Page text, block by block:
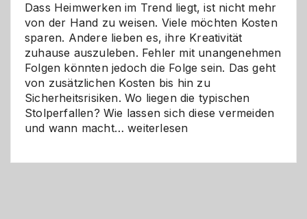
Dass Heimwerken im Trend liegt, ist nicht mehr
von der Hand zu weisen. Viele möchten Kosten
sparen. Andere lieben es, ihre Kreativität
zuhause auszuleben. Fehler mit unangenehmen
Folgen könnten jedoch die Folge sein. Das geht
von zusätzlichen Kosten bis hin zu
Sicherheitsrisiken. Wo liegen die typischen
Stolperfallen? Wie lassen sich diese vermeiden
und wann macht…Selber
weiterlesen